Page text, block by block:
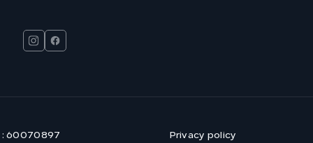
OVER ONS
VERKOCHT
: 60070897 Privacy policy